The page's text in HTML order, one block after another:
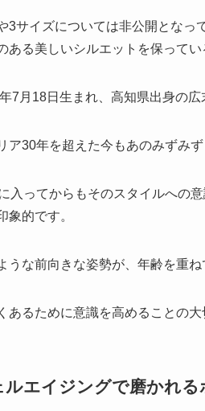
3サイズについては非公開となっ
ある美しいシルエットを保ってい
7月18日生まれ、高知県出身の
ア30年を超えた今もあのみずみず
入ってからもそのスタイルへの
象的です。
うな前向きな姿勢が、年齢を重
あるために意識を高めることの
ルエイジングで磨かれる